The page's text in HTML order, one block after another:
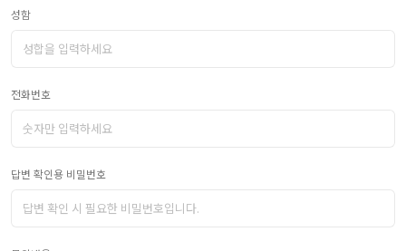
성함
전화번호
답변 확인용 비밀번호